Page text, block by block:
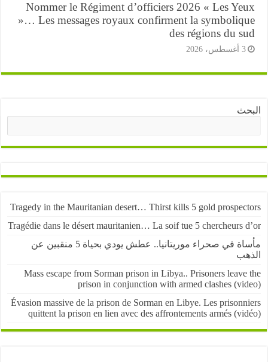
Nommer le Régiment d’officiers 2026 « Les
»… Les messages royaux confirment la
des régions du
Tragedy in the Mauritanian desert… Thirst kills 5 gold
Tragédie dans le désert mauritanien… La soif tue 5 chercheurs
مأساة في صحراء موريتانيا.. عطش يودي بحياة 5 منقبين عن
Mass escape from Sorman prison in Libya.. Prisoners
prison in conjunction with armed clashes
Évasion massive de la prison de Sorman en Libye. Les
quittent la prison en lien avec des affrontements armés